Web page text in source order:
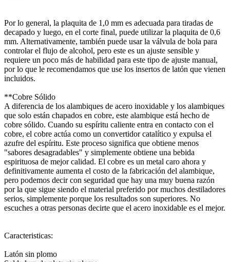
Por lo general, la plaquita de 1,0 mm es adecuada para tiradas de
decapado y luego, en el corte final, puede utilizar la plaquita de 0,6
mm. Alternativamente, también puede usar la válvula de bola para
controlar el flujo de alcohol, pero este es un ajuste sensible y
requiere un poco más de habilidad para este tipo de ajuste manual,
por lo que le recomendamos que use los insertos de latón que vienen
incluidos.
**Cobre Sólido
A diferencia de los alambiques de acero inoxidable y los alambiques
que solo están chapados en cobre, este alambique está hecho de
cobre sólido. Cuando su espíritu caliente entra en contacto con el
cobre, el cobre actúa como un convertidor catalítico y expulsa el
azufre del espíritu. Este proceso significa que obtiene menos
"sabores desagradables" y simplemente obtiene una bebida
espirituosa de mejor calidad. El cobre es un metal caro ahora y
definitivamente aumenta el costo de la fabricación del alambique,
pero podemos decir con seguridad que hay una muy buena razón
por la que sigue siendo el material preferido por muchos destiladores
serios, simplemente porque los resultados son superiores. No
escuches a otras personas decirte que el acero inoxidable es el mejor.
Caracteristicas:
Latón sin plomo